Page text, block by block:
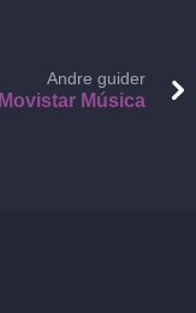
Andre guider
Movistar Música